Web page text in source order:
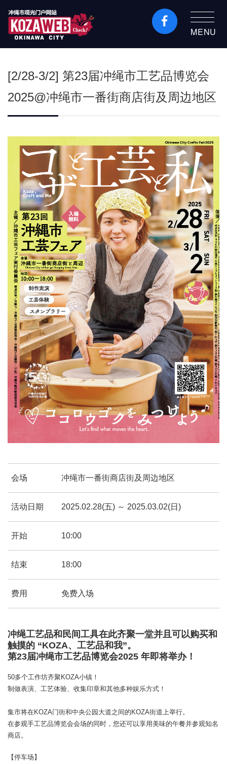
冲绳市旅游门户网站
MENU
[2/28-3/2] 第23届冲绳市工艺品博览会
2025@冲绳市一番街商店街及周边地区
会场 冲绳市一番街商店街及周边地区
活动日期 2025.02.28(五) ～ 2025.03.02(日)
开始 10:00
结束 18:00
费用 免费入场
冲绳工艺品和民间工具在此齐聚一堂并且可以购买和
触摸的 “KOZA、工艺品和我”。
第23届冲绳市工艺品博览会2025 年即将举办！
50多个工作坊齐聚KOZA小镇！
制做表演、工艺体验、收集印章和其他多种娱乐方式！
集市将在KOZA门街和中央公园大道之间的KOZA街道上举行。
在参观手工艺品博览会会场的同时，您还可以享用美味的午餐并参观知名
商店。
【停车场】